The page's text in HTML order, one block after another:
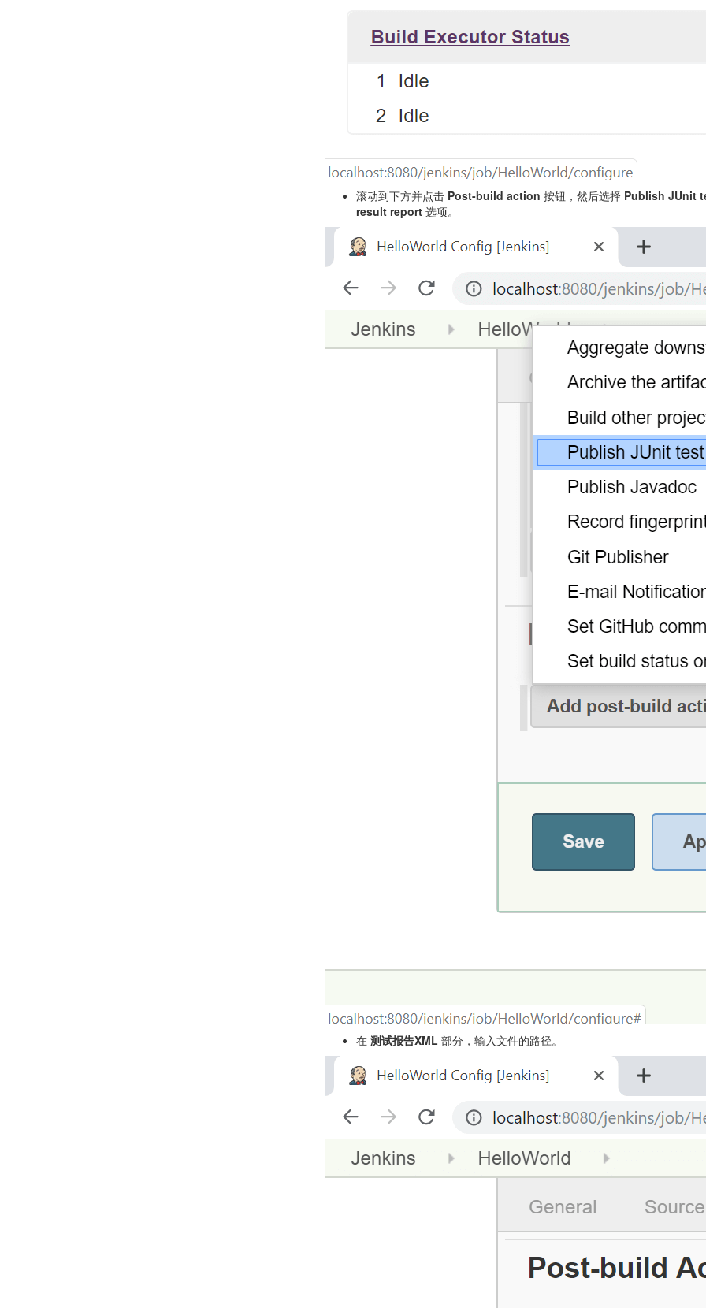
滚动到下方并点击 Post-build action 按钮，然后选择 Publish JUnit
result report 选项。
在 测试报告XML 部分，输入文件的路径。